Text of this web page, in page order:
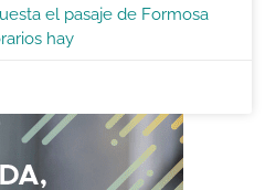
el pasaje de Formosa
hay